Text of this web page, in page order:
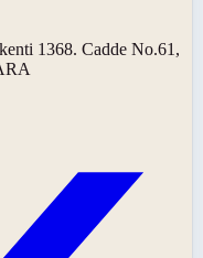
1368. Cadde No.61,